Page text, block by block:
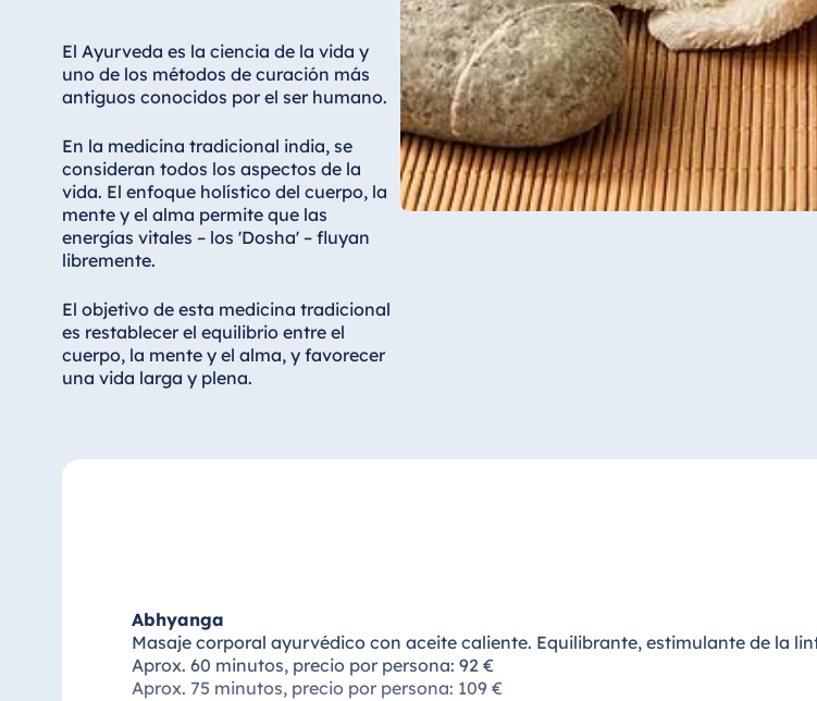
El Ayurveda es la ciencia de la vida y
uno de los métodos de curación más
antiguos conocidos por el ser humano.
En la medicina tradicional india, se
consideran todos los aspectos de la
vida. El enfoque holístico del cuerpo, la
mente y el alma permite que las
energías vitales – los 'Dosha' – fluyan
libremente.
El objetivo de esta medicina tradicional
es restablecer el equilibrio entre el
cuerpo, la mente y el alma, y favorecer
una vida larga y plena.
Abhyanga
Masaje corporal ayurvédico con aceite caliente. Equilibrante, estimulante de la
Aprox. 60 minutos, precio por persona: 92 €
Aprox. 75 minutos, precio por persona: 109 €